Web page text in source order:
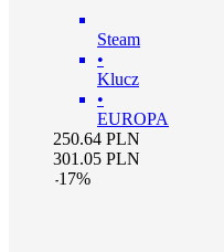
Steam
•
Klucz
•
EUROPA
250.64 PLN
301.05 PLN
-17%